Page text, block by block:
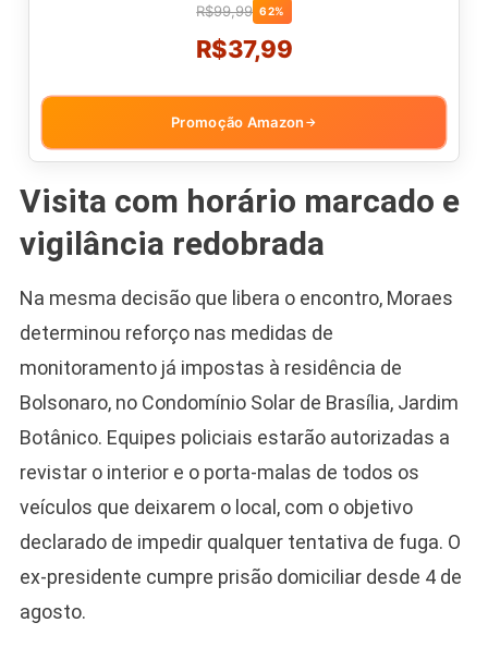
R$99,99 62%
R$37,99
Promoção Amazon →
Visita com horário marcado e
vigilância redobrada
Na mesma decisão que libera o encontro, Moraes
determinou reforço nas medidas de
monitoramento já impostas à residência de
Bolsonaro, no Condomínio Solar de Brasília, Jardim
Botânico. Equipes policiais estarão autorizadas a
revistar o interior e o porta-malas de todos os
veículos que deixarem o local, com o objetivo
declarado de impedir qualquer tentativa de fuga. O
ex-presidente cumpre prisão domiciliar desde 4 de
agosto.